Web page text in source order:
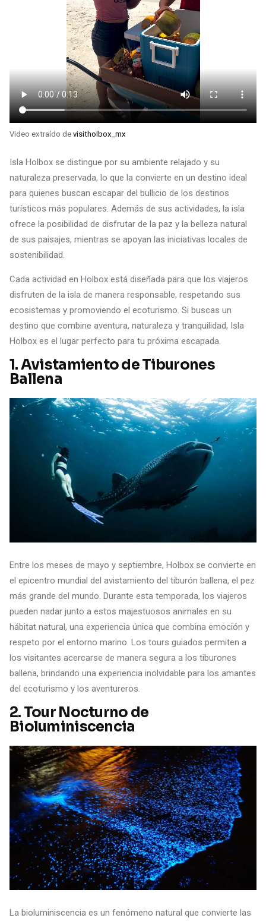
Video extraído de visitholbox_mx
Isla Holbox se distingue por su ambiente relajado y su
naturaleza preservada, lo que la convierte en un destino ideal
para quienes buscan escapar del bullicio de los destinos
turísticos más populares. Además de sus actividades, la isla
ofrece la posibilidad de disfrutar de la paz y la belleza natural
de sus paisajes, mientras se apoyan las iniciativas locales de
sostenibilidad.
Cada actividad en Holbox está diseñada para que los viajeros
disfruten de la isla de manera responsable, respetando sus
ecosistemas y promoviendo el ecoturismo. Si buscas un
destino que combine aventura, naturaleza y tranquilidad, Isla
Holbox es el lugar perfecto para tu próxima escapada.
1.Avistamiento de Tiburones
Ballena
Entre los meses de mayo y septiembre, Holbox se convierte en
el epicentro mundial del avistamiento del tiburón ballena, el pez
más grande del mundo. Durante esta temporada, los viajeros
pueden nadar junto a estos majestuosos animales en su
hábitat natural, una experiencia única que combina emoción y
respeto por el entorno marino. Los tours guiados permiten a
los visitantes acercarse de manera segura a los tiburones
ballena, brindando una experiencia inolvidable para los amantes
del ecoturismo y los aventureros.
2. Tour Nocturno de
Bioluminiscencia
La bioluminiscencia es un fenómeno natural que convierte las